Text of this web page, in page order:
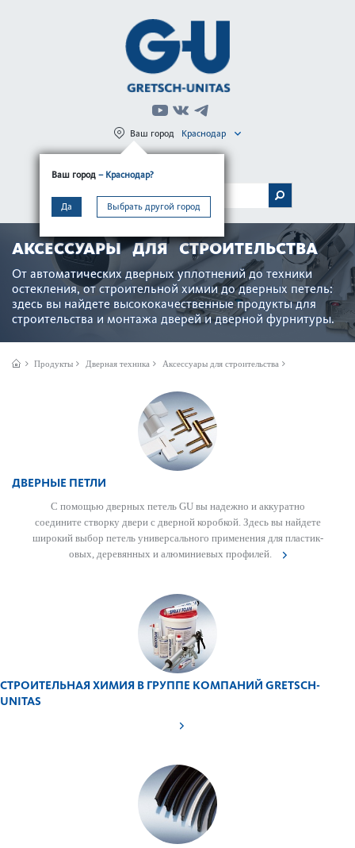
Ваш город – Краснодар?
Да Выбрать другой город
Ваш город Краснодар
МЕНЮ
АКСЕССУАРЫ ДЛЯ СТРОИТЕЛЬСТВА
От автом­ат­ических дверных уплотнений до техники
остек­л­ения, от строительной химии до дверных петель:
здесь вы найдете выс­ококачес­твенные продукты для
строительства и монтажа дверей и дверной фурнитуры.
Продукты Дверная техника Аксессуары для строительства
ДВЕРНЫЕ ПЕТЛИ
С помощью дверных петель GU вы надежно и аккур­атно
соедините створку двери с дверной кор­обкой. Здесь вы найдете
широкий выбор петель унив­ерсального применения для пла­сти­к­
овых, дер­евянных и алюминиевых профилей.
СТРОИТЕЛЬНАЯ ХИМИЯ В ГРУППЕ КОМПАНИЙ GRETSCH-
UNITAS